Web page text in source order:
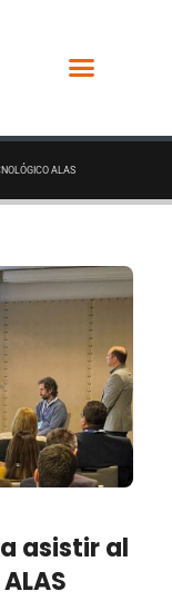
ALAS
asistir al